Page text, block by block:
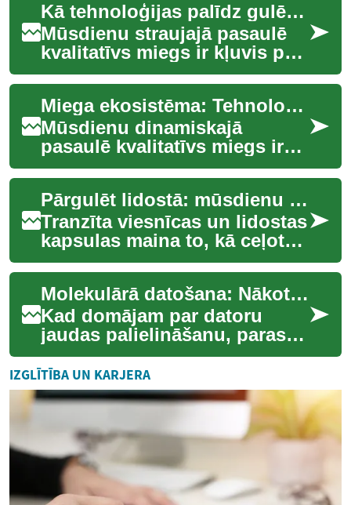
Kā tehnoloģijas palīdz gulēt dziļāk un veselīgāk
Mūsdienu straujajā pasaulē
kvalitatīvs miegs ir kļuvis par
būtisku labas pašsajūtas un
produktivitātes pamatu. Par
la...
Miega ekosistēma: Tehnoloģijas personalizētai labsajūtai
Mūsdienu dinamiskajā
pasaulē kvalitatīvs miegs ir
kļuvis par būtisku faktoru
vispārējai labsajūtai un
veselībai. Vied...
Pārgulēt lidostā: mūsdienu tranzīta viesnīcu fenomens
Tranzīta viesnīcas un lidostas
kapsulas maina to, kā ceļotāji
pārdzīvo ilgus pārsēšanās
laikus. Šī evolūcija apvieno ...
Molekulārā datošana: Nākotnes DNS-balstītie superdatori
Kad domājam par datoru
jaudas palielināšanu, parasti
iedomājamies mazākus
tranzistorus un ātrākus
procesorus. Taču zi...
IZGLĪTĪBA UN KARJERA